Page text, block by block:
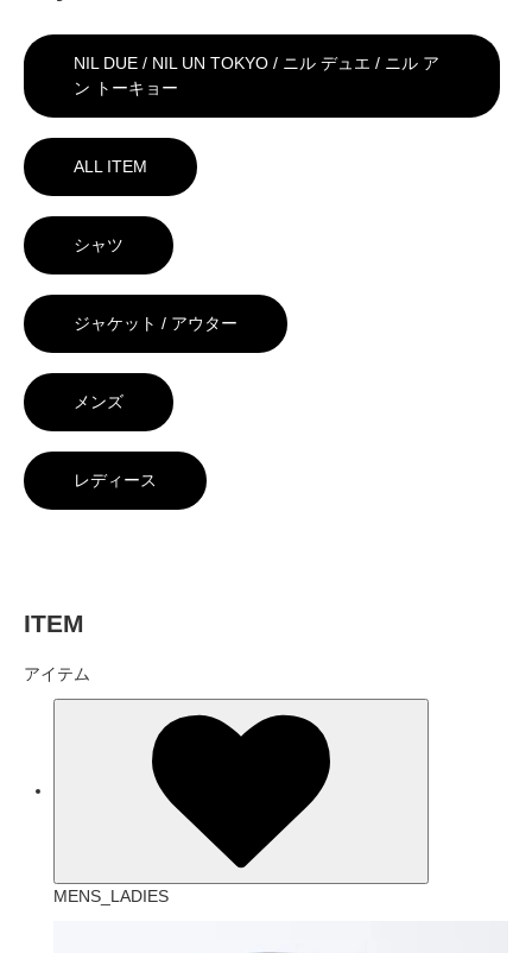
NIL DUE / NIL UN TOKYO / ニル デュエ / ニル ア
ン トーキョー
ALL ITEM
シャツ
ジャケット / アウター
メンズ
レディース
ITEM
アイテム
MENS_LADIES